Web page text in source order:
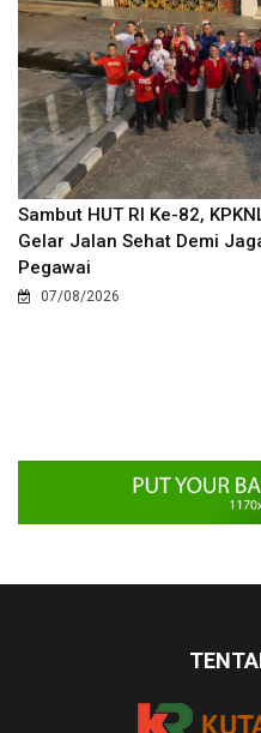
Sambut HUT RI Ke-82,
Gelar Jalan Sehat Demi
Pegawai
07/08/2026